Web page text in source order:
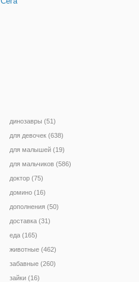
динозавры (51)
для девочек (638)
для малышей (19)
для мальчиков (586)
доктор (75)
домино (16)
дополнения (50)
доставка (31)
еда (165)
животные (462)
забавные (260)
зайки (16)